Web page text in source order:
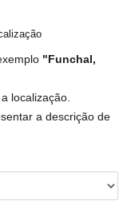
"Funchal,
localização.
a descrição de